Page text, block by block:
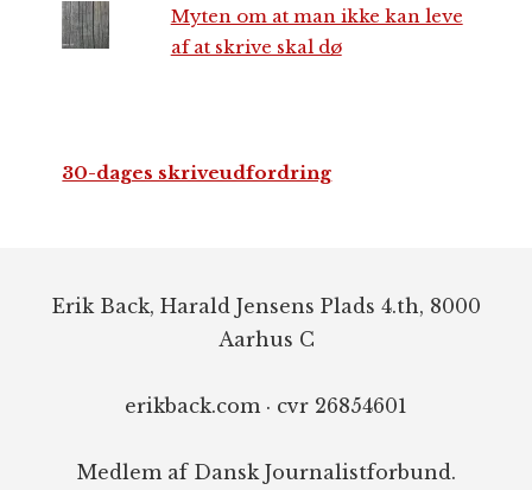
Myten om at man ikke kan leve
af at skrive skal dø
30-dages skriveudfordring
Erik Back, Harald Jensens Plads 4.th, 8000
Aarhus C
erikback.com · cvr 26854601
Medlem af Dansk Journalistforbund.